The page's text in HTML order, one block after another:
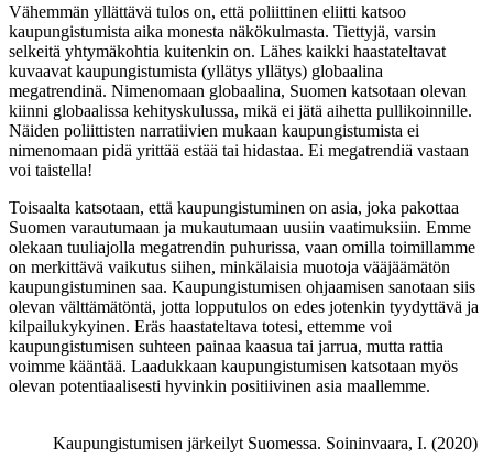
Vähemmän yllättävä tulos on, että poliittinen eliitti katsoo
kaupungistumista aika monesta näkökulmasta. Tiettyjä, varsin
selkeitä yhtymäkohtia kuitenkin on. Lähes kaikki haastateltavat
kuvaavat kaupungistumista (yllätys yllätys) globaalina
megatrendinä. Nimenomaan globaalina, Suomen katsotaan olevan
kiinni globaalissa kehityskulussa, mikä ei jätä aihetta pullikoinnille.
Näiden poliittisten narratiivien mukaan kaupungistumista ei
nimenomaan pidä yrittää estää tai hidastaa. Ei megatrendiä vastaan
voi taistella!
Toisaalta katsotaan, että kaupungistuminen on asia, joka pakottaa
Suomen varautumaan ja mukautumaan uusiin vaatimuksiin. Emme
olekaan tuuliajolla megatrendin puhurissa, vaan omilla toimillamme
on merkittävä vaikutus siihen, minkälaisia muotoja vääjäämätön
kaupungistuminen saa. Kaupungistumisen ohjaamisen sanotaan siis
olevan välttämätöntä, jotta lopputulos on edes jotenkin tyydyttävä ja
kilpailukykyinen. Eräs haastateltava totesi, ettemme voi
kaupungistumisen suhteen painaa kaasua tai jarrua, mutta rattia
voimme kääntää. Laadukkaan kaupungistumisen katsotaan myös
olevan potentiaalisesti hyvinkin positiivinen asia maallemme.
Kaupungistumisen järkeilyt Suomessa. Soininvaara, I. (2020)